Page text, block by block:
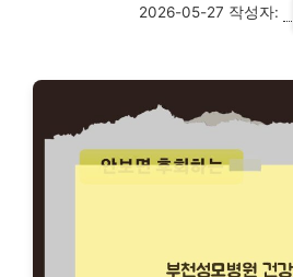
2026-05-27 작성자: